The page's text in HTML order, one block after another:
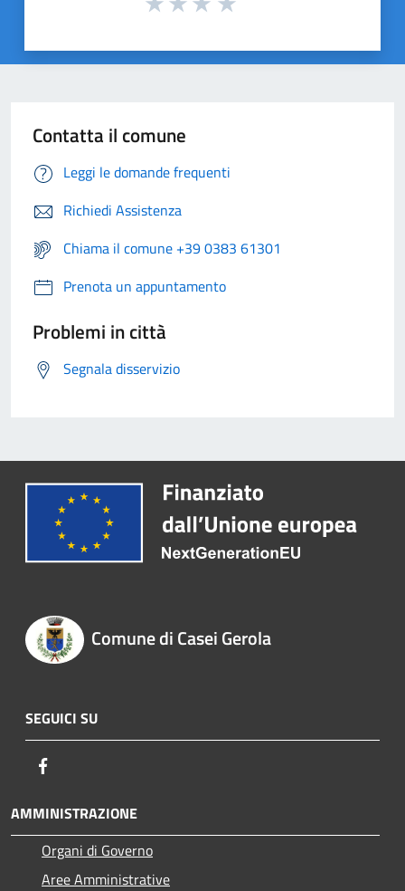
Contatta il comune
Leggi le domande frequenti
Richiedi Assistenza
Chiama il comune +39 0383 61301
Prenota un appuntamento
Problemi in città
Segnala disservizio
Comune di Casei Gerola
SEGUICI SU
AMMINISTRAZIONE
Organi di Governo
Aree Amministrative